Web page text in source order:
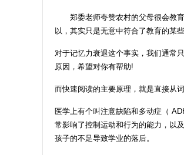
郑委老师夸赞农村的父母很会教育
以，其实只是无意中符合了教育的某
对于记忆力衰退这个事实，我们通常
原因，希望对你有帮助!
而快速阅读的主要原理，就是直接从
医学上有个叫注意缺陷和多动症（
常影响了控制运动和行为的能力，以
孩子的不足导致学业的落后。